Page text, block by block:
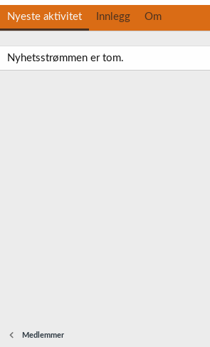
Nyeste aktivitet Innlegg Om
Nyhetsstrømmen er tom.
Medlemmer